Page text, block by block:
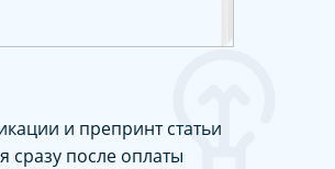
и препринт статьи
сразу после оплаты